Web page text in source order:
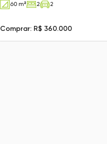
60 m² 2 2
Comprar: R$ 360.000